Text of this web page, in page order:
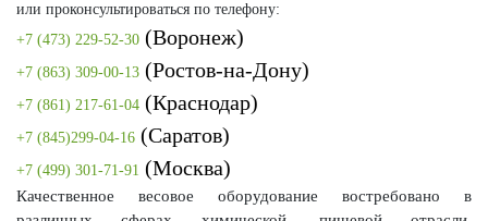
или проконсультироваться по телефону:
+7 (473) 229-52-30 (Воронеж)
+7 (863) 309-00-13 (Ростов-на-Дону)
+7 (861) 217-61-04 (Краснодар)
+7 (845)299-04-16 (Саратов)
+7 (499) 301-71-91 (Москва)
Качественное весовое оборудование востребовано в